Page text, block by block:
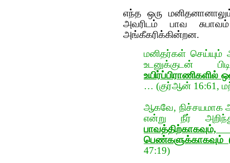
எந்த ஒரு
அவரிடம் பாவ
அங்கீகரிக்கின்றன.
மனிதர்கள்
உடனுக்குடன்
உயிர்ப்பிராணிகளில்
… (குர்‍ஆன் 16:61,
ஆகவே, நிச்சயமாக
என்று நீர்
பெண்களுக்காகவும்
47:19)